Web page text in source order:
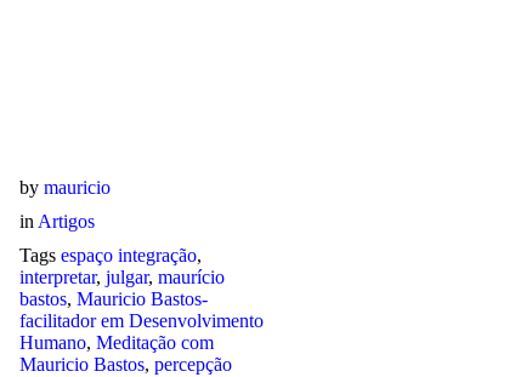
by mauricio
in Artigos
Tags espaço integração,
interpretar, julgar, maurício
bastos, Mauricio Bastos-
facilitador em Desenvolvimento
Humano, Meditação com
Mauricio Bastos, percepção